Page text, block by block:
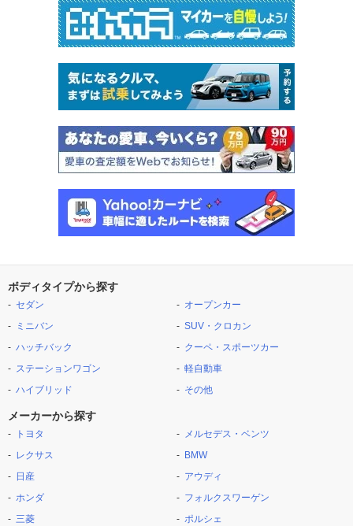
ボディタイプから探す
セダン
ミニバン
ハッチバック
ステーションワゴン
ハイブリッド
オープンカー
SUV・クロカン
クーペ・スポーツカー
軽自動車
その他
メーカーから探す
トヨタ
レクサス
日産
ホンダ
三菱
メルセデス・ベンツ
BMW
アウディ
フォルクスワーゲン
ポルシェ